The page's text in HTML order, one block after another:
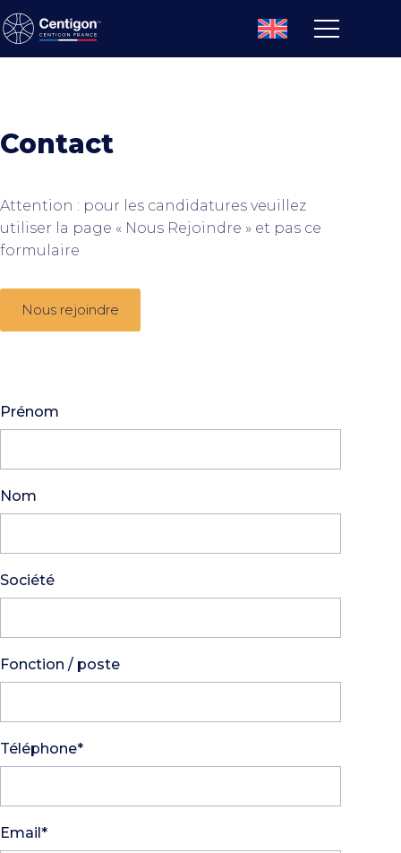
Contact
Attention : pour les candidatures veuillez
utiliser la page « Nous Rejoindre » et pas ce
formulaire
Nous rejoindre
Prénom
Nom
Société
Fonction / poste
Téléphone*
Email*